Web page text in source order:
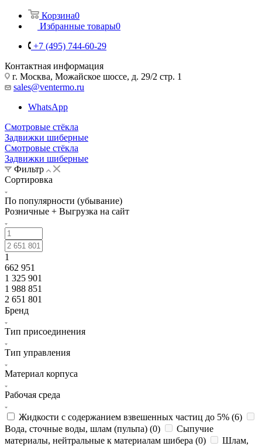
Корзина0
Избранные товары0
+7 (495) 744-60-29
Контактная информация
г. Москва, Можайское шоссе, д. 29/2 стр. 1
sales@ventermo.ru
WhatsApp
Смотровые стёкла
Задвижки шиберные
Смотровые стёкла
Задвижки шиберные
Фильтр
Сортировка
По популярности (убывание)
Розничные + Выгрузка на сайт
1
662 951
1 325 901
1 988 851
2 651 801
Бренд
Тип присоединения
Тип управления
Материал корпуса
Рабочая среда
Жидкости с содержанием взвешенных частиц до 5% (6)
Вода, сточные воды, шлам (пульпа) (0)
Сыпучие
материалы, нейтральные к материалам шибера (0)
Шлам,